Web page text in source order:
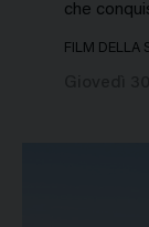
che
FILM DELLA